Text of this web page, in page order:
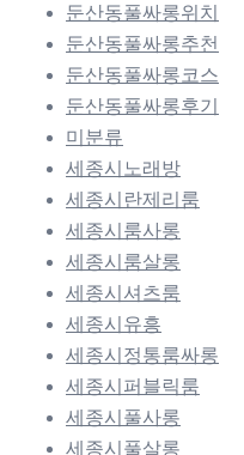
둔산동풀싸롱위치
둔산동풀싸롱추천
둔산동풀싸롱코스
둔산동풀싸롱후기
미분류
세종시노래방
세종시란제리룸
세종시룸사롱
세종시룸살롱
세종시셔츠룸
세종시유흥
세종시정통룸싸롱
세종시퍼블릭룸
세종시풀사롱
세종시풀살롱